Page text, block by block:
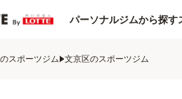
パーソナルジムから探す
スポーツジム 文京区のスポーツジム